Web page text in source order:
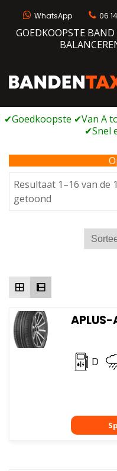
WhatsApp 06
GOEDKOOPSTE
Resultaat 1–16 van
getoond
op
D